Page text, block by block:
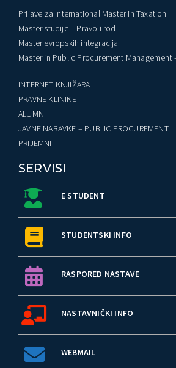
Prijave za International Master in Taxation
Master studije – Pravo i rod
Master evropskih integracija
Master in Public Procurement Management
INTERNET KNJIŽARA
PRAVNE KLINIKE
ALUMNI
JAVNE NABAVKE – PUBLIC PROCUREMENT
PRIJEMNI
SERVISI
E STUDENT
STUDENTSKI INFO
RASPORED NASTAVE
NASTAVNIČKI INFO
WEBMAIL